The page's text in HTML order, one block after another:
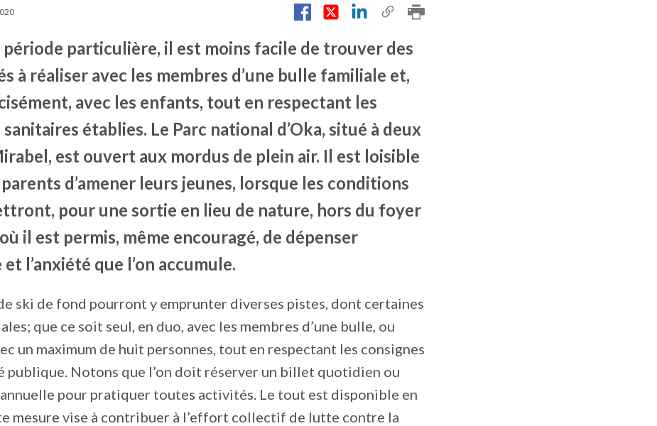
période particulière, il est moins facile de trouver des
à réaliser avec les membres d’une bulle familiale et,
avec les enfants, tout en respectant les
sanitaires établies. Le Parc national d’Oka, situé à deux
est ouvert aux mordus de plein air. Il est loisible
d’amener leurs jeunes, lorsque les conditions
pour une sortie en lieu de nature, hors du foyer
il est permis, même encouragé, de dépenser
et l’anxiété que l’on accumule.
ski de fond pourront y emprunter diverses pistes, dont certaines
que ce soit seul, en duo, avec les membres d’une bulle, ou
un maximum de huit personnes, tout en respectant les consignes
publique. Notons que l’on doit réserver un billet quotidien ou
annuelle pour pratiquer toutes activités. Le tout est disponible en
mesure vise à contribuer à l’effort collectif de lutte contre la